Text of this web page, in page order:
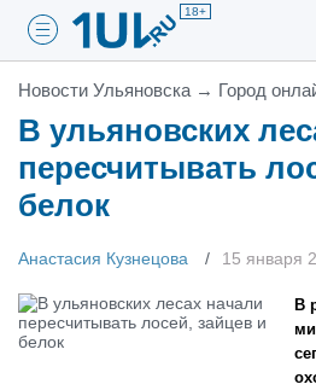
18+
Новости Ульяновска → Город
В ульяновских
пересчитывать
белок
Анастасия Кузнецова 15 января
В